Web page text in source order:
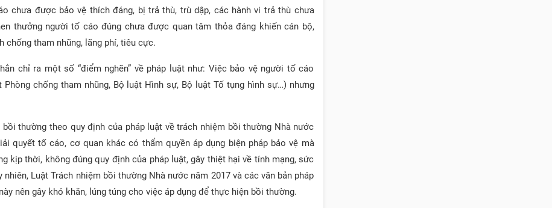
chưa được bảo vệ thích đáng, bị trả thù, trù dập, các hành vi trả thù chưa
thưởng người tố cáo đúng chưa được quan tâm thỏa đáng khiến cán bộ,
chống tham nhũng, lãng phí, tiêu cực.
chỉ ra một số “điểm nghẽn” về pháp luật như: Việc bảo vệ người tố cáo
chống tham nhũng, Bộ luật Hình sự, Bộ luật Tố tụng hình sự…) nhưng
thường theo quy định của pháp luật về trách nhiệm bồi thường Nhà nước
quyết tố cáo, cơ quan khác có thẩm quyền áp dụng biện pháp bảo vệ mà
kịp thời, không đúng quy định của pháp luật, gây thiệt hại về tính mạng, sức
Luật Trách nhiệm bồi thường Nhà nước năm 2017 và các văn bản pháp
nên gây khó khăn, lúng túng cho việc áp dụng để thực hiện bồi thường.